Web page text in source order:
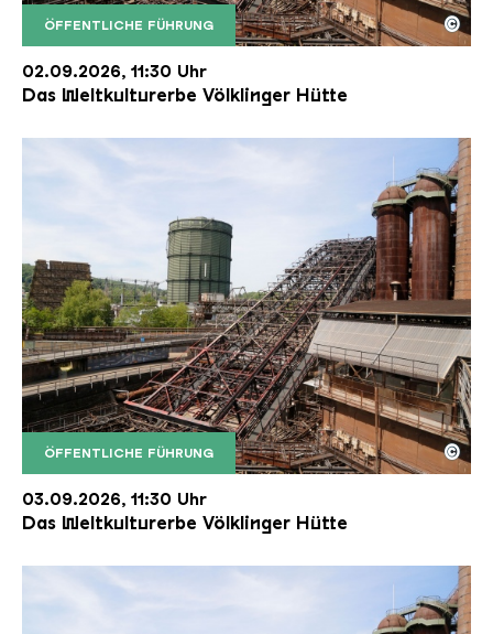
ÖFFENTLICHE FÜHRUNG
Der Erzschrägaufzug der Völklinger Hütte mit
Copyright: Weltkulturerbe Völklinger Hütte | Karl
©
02.09.2026, 11:30 Uhr
Das Weltkulturerbe Völklinger Hütte
ÖFFENTLICHE FÜHRUNG
Der Erzschrägaufzug der Völklinger Hütte mit
Copyright: Weltkulturerbe Völklinger Hütte | Karl
©
03.09.2026, 11:30 Uhr
Das Weltkulturerbe Völklinger Hütte